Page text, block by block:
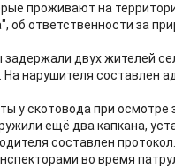
проживают на
об ответственности за
двух жителей
нарушителя составлен
у скотовода при осмотре
ещё два капкана,
составлен протокол.
во время